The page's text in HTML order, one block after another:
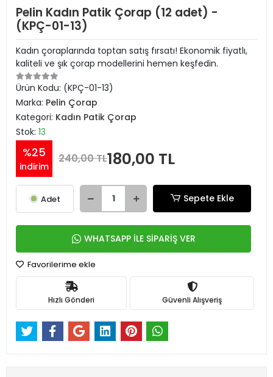
Pelin Kadın Patik Çorap (12 adet) -
(KPÇ-01-13)
Kadın çoraplarında toptan satış fırsatı! Ekonomik fiyatlı,
kaliteli ve şık çorap modellerini hemen keşfedin.
Ürün Kodu: (KPÇ-01-13)
Marka: Pelin Çorap
Kategori: Kadın Patik Çorap
Stok: 13
%25
indirim
240,00 TL180,00 TL
Adet Sepete Ekle
WHATSAPP İLE SİPARİŞ VER
Favorilerime ekle
Hızlı Gönderi Güvenli Alışveriş